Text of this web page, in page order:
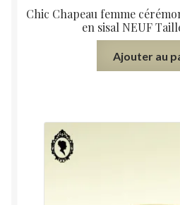
Chic Chapeau femme
en sisal NEUF
Ajouter au